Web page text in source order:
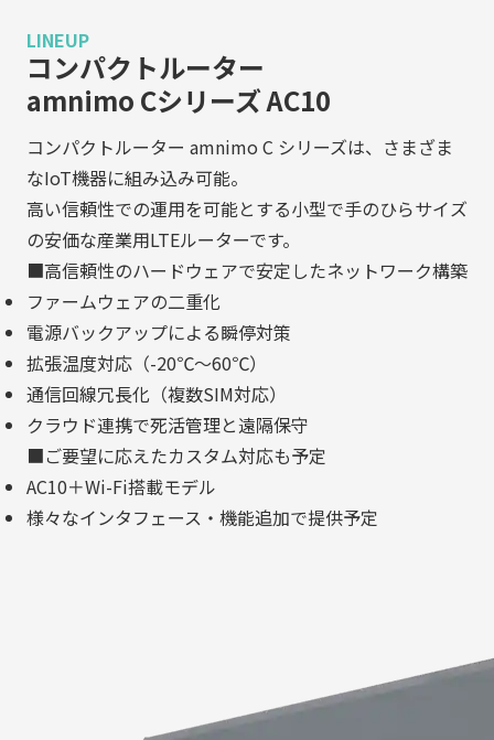
LINEUP
コンパクトルーター
amnimo Cシリーズ AC10
コンパクトルーター amnimo C シリーズは、さまざま
なIoT機器に組み込み可能。
高い信頼性での運用を可能とする小型で手のひらサイズ
の安価な産業用LTEルーターです。
■高信頼性のハードウェアで安定したネットワーク構築
ファームウェアの二重化
電源バックアップによる瞬停対策
拡張温度対応（-20℃～60℃）
通信回線冗長化（複数SIM対応）
クラウド連携で死活管理と遠隔保守
■ご要望に応えたカスタム対応も予定
AC10＋Wi-Fi搭載モデル
様々なインタフェース・機能追加で提供予定